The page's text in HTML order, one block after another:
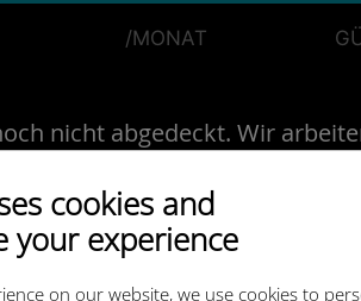
cookies and
your experience
on our website, we use cookies to
/MONAT
nicht abgedeckt. Wir
unsere App herunter